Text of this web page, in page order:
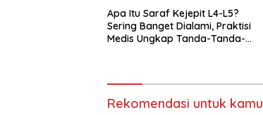
Apa Itu Saraf Kejepit L4-L5?
Sering Banget Dialami, Praktisi
Medis Ungkap Tanda-Tanda-
Rekomendasi untuk kamu